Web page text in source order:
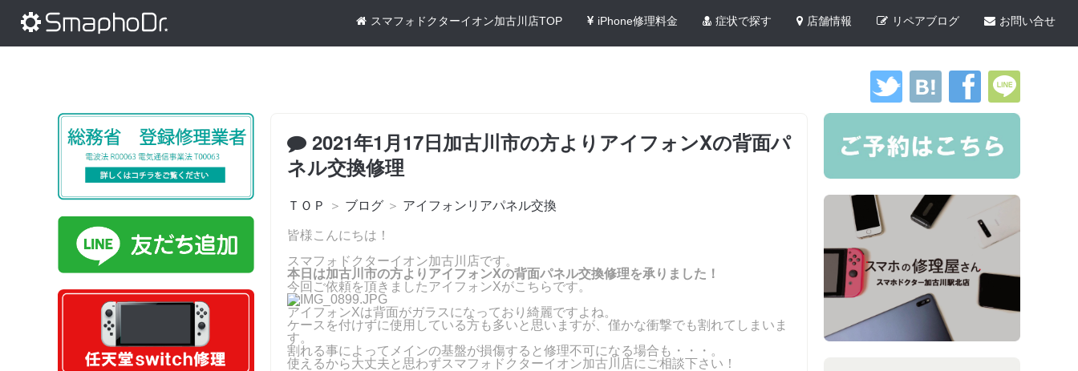
スマフォドクターイオン加古川店TOP iPhone修理料金 症状で探す 店舗情報 リペアブログ お問い合せ
2021年1月17日加古川市の方よりアイフォンXの背面パ
ネル交換修理
ＴＯＰ ＞ ブログ ＞ アイフォンリアパネル交換
皆様こんにちは！
スマフォドクターイオン加古川店です。
本日は加古川市の方よりアイフォンXの背面パネル交換修理を承りました！
今回ご依頼を頂きましたアイフォンXがこちらです。
アイフォンXは背面がガラスになっており綺麗ですよね。
ケースを付けずに使用している方も多いと思いますが、僅かな衝撃でも割れてしまいま
す。
割れる事によってメインの基盤が損傷すると修理不可になる場合も・・・。
使えるから大丈夫と思わずスマフォドクターイオン加古川店にご相談下さい！